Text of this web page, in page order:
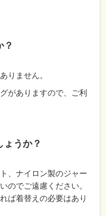
？
りません。
がありますので、ご利
ょうか？
、ナイロン製のジャー
のでご遠慮ください。
ば着替えの必要はあり